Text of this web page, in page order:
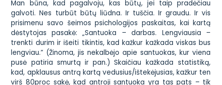
Man būna, kad pagalvoju, kas būtų, jei taip pradėčiau
galvoti. Nes turbūt būtų liūdna. Ir tuščia. Ir graudu. Ir vis
prisimenu savo šeimos psichologijos paskaitas, kai kartą
dėstytojas pasakė:„Santuoka – darbas. Lengviausia –
trenkti durim ir išeiti tikintis, kad kažkur kažkada viskas bus
lengviau.” (Žinoma, jis nekalbėjo apie santuokas, kur viena
pusė patiria smurtą ir pan.) Skaičiau kažkada statistiką,
kad, apklausus antrą kartą vedusius/ištekėjusias, kažkur ten
virš 80proc sakė, kad antroji santuoka yra tas pats – tik